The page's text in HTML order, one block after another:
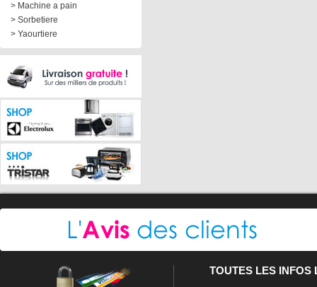
> Machine a pain
> Sorbetiere
> Yaourtiere
TOUTES LES INFOS